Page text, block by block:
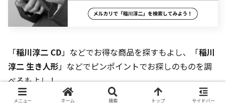
「稲川淳二 CD」などでお得な商品を探すもよし、「稲川
淳二 生き人形」などでピンポイントでお探しのものを調
べるもよし！
メニュー ホーム 検索 トップ サイドバー